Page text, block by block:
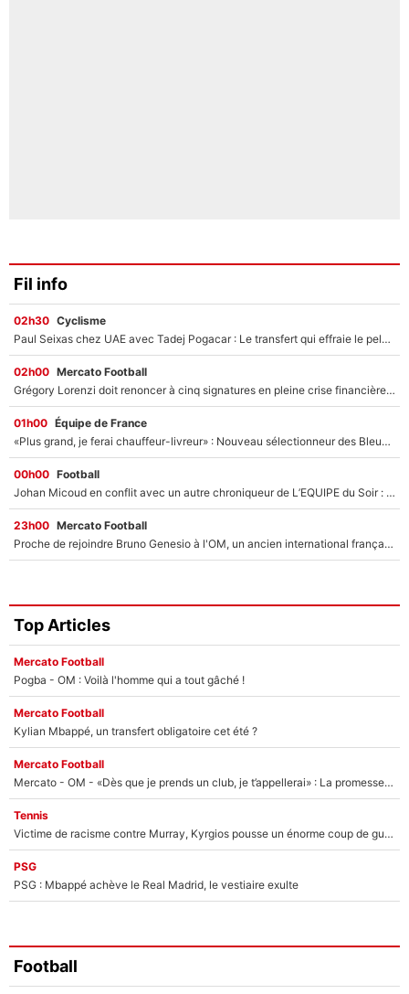
Fil info
02h30 Cyclisme
Paul Seixas chez UAE avec Tadej Pogacar : Le transfert qui effraie le peloton, «c’est la pire des choses qui puisse arriver»
02h00 Mercato Football
Grégory Lorenzi doit renoncer à cinq signatures en pleine crise financière : L’IA propose sept noms à l’OM pour un mercato réussi... à seulement 5M€ !
01h00 Équipe de France
«Plus grand, je ferai chauffeur-livreur» : Nouveau sélectionneur des Bleus, Zinédine Zidane s’était imaginé un avenir très différent lorsqu'il était enfant
00h00 Football
Johan Micoud en conflit avec un autre chroniqueur de L’EQUIPE du Soir : «Pendant un moment, je ne les ai pas remis ensemble dans l'émission»
23h00 Mercato Football
Proche de rejoindre Bruno Genesio à l'OM, un ancien international français va finalement débarquer... sur RMC !
Top Articles
Mercato Football
Pogba - OM : Voilà l'homme qui a tout gâché !
Mercato Football
Kylian Mbappé, un transfert obligatoire cet été ?
Mercato Football
Mercato - OM - «Dès que je prends un club, je t’appellerai» : La promesse de Marcelino au moment de claquer la porte
Tennis
Victime de racisme contre Murray, Kyrgios pousse un énorme coup de gueule !
PSG
PSG : Mbappé achève le Real Madrid, le vestiaire exulte
Football